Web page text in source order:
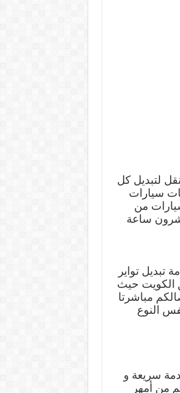
لتبديل كل
سيارات
من
ساعة
تبديل تواير
الكويت حيث
مباشرتا
النوع
سريعة و
من أمهر